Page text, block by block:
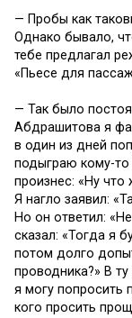
— Пробы как
Однако бывало,
тебе предлагал
«Пьесе для
— Так было
Абдрашитова я
в один из дней
подыграю кому-то
произнес: «Ну
Я нагло заявил:
Но он ответил:
сказал: «Тогда я
потом долго
проводника?» В
я могу попросить
кого просить